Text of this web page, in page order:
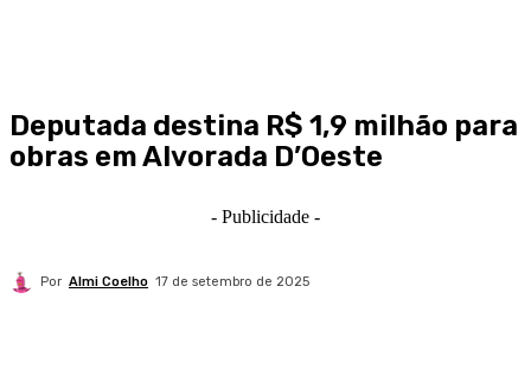
Deputada destina R$ 1,9 milhão para
obras em Alvorada D’Oeste
- Publicidade -
Por Almi Coelho 17 de setembro de 2025